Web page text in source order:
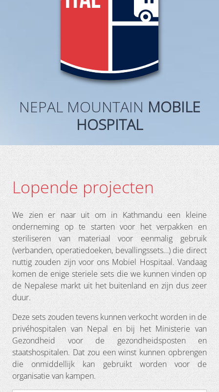
NEPAL MOUNTAIN MOBILE
HOSPITAL
Lopende projecten
We zien er naar uit om in Kathmandu een kleine
onderneming op te starten voor het verpakken en
steriliseren van materiaal voor eenmalig gebruik
(verbanden, operatiedoeken, bevallingssets…) die direct
nuttig zouden zijn voor ons Mobiel Hospitaal. Vandaag
komen de enige steriele sets die we kunnen vinden op
de Nepalese markt uit het buitenland en zijn dus zeer
duur.
Deze sets zouden tevens kunnen verkocht worden in de
privéhospitalen van Nepal en bij het Ministerie van
Gezondheid voor de gezondheidsposten en
staatshospitalen. Dat zou een winst kunnen opbrengen
die onmiddellijk kan gebruikt worden voor de
organisatie van kampen.